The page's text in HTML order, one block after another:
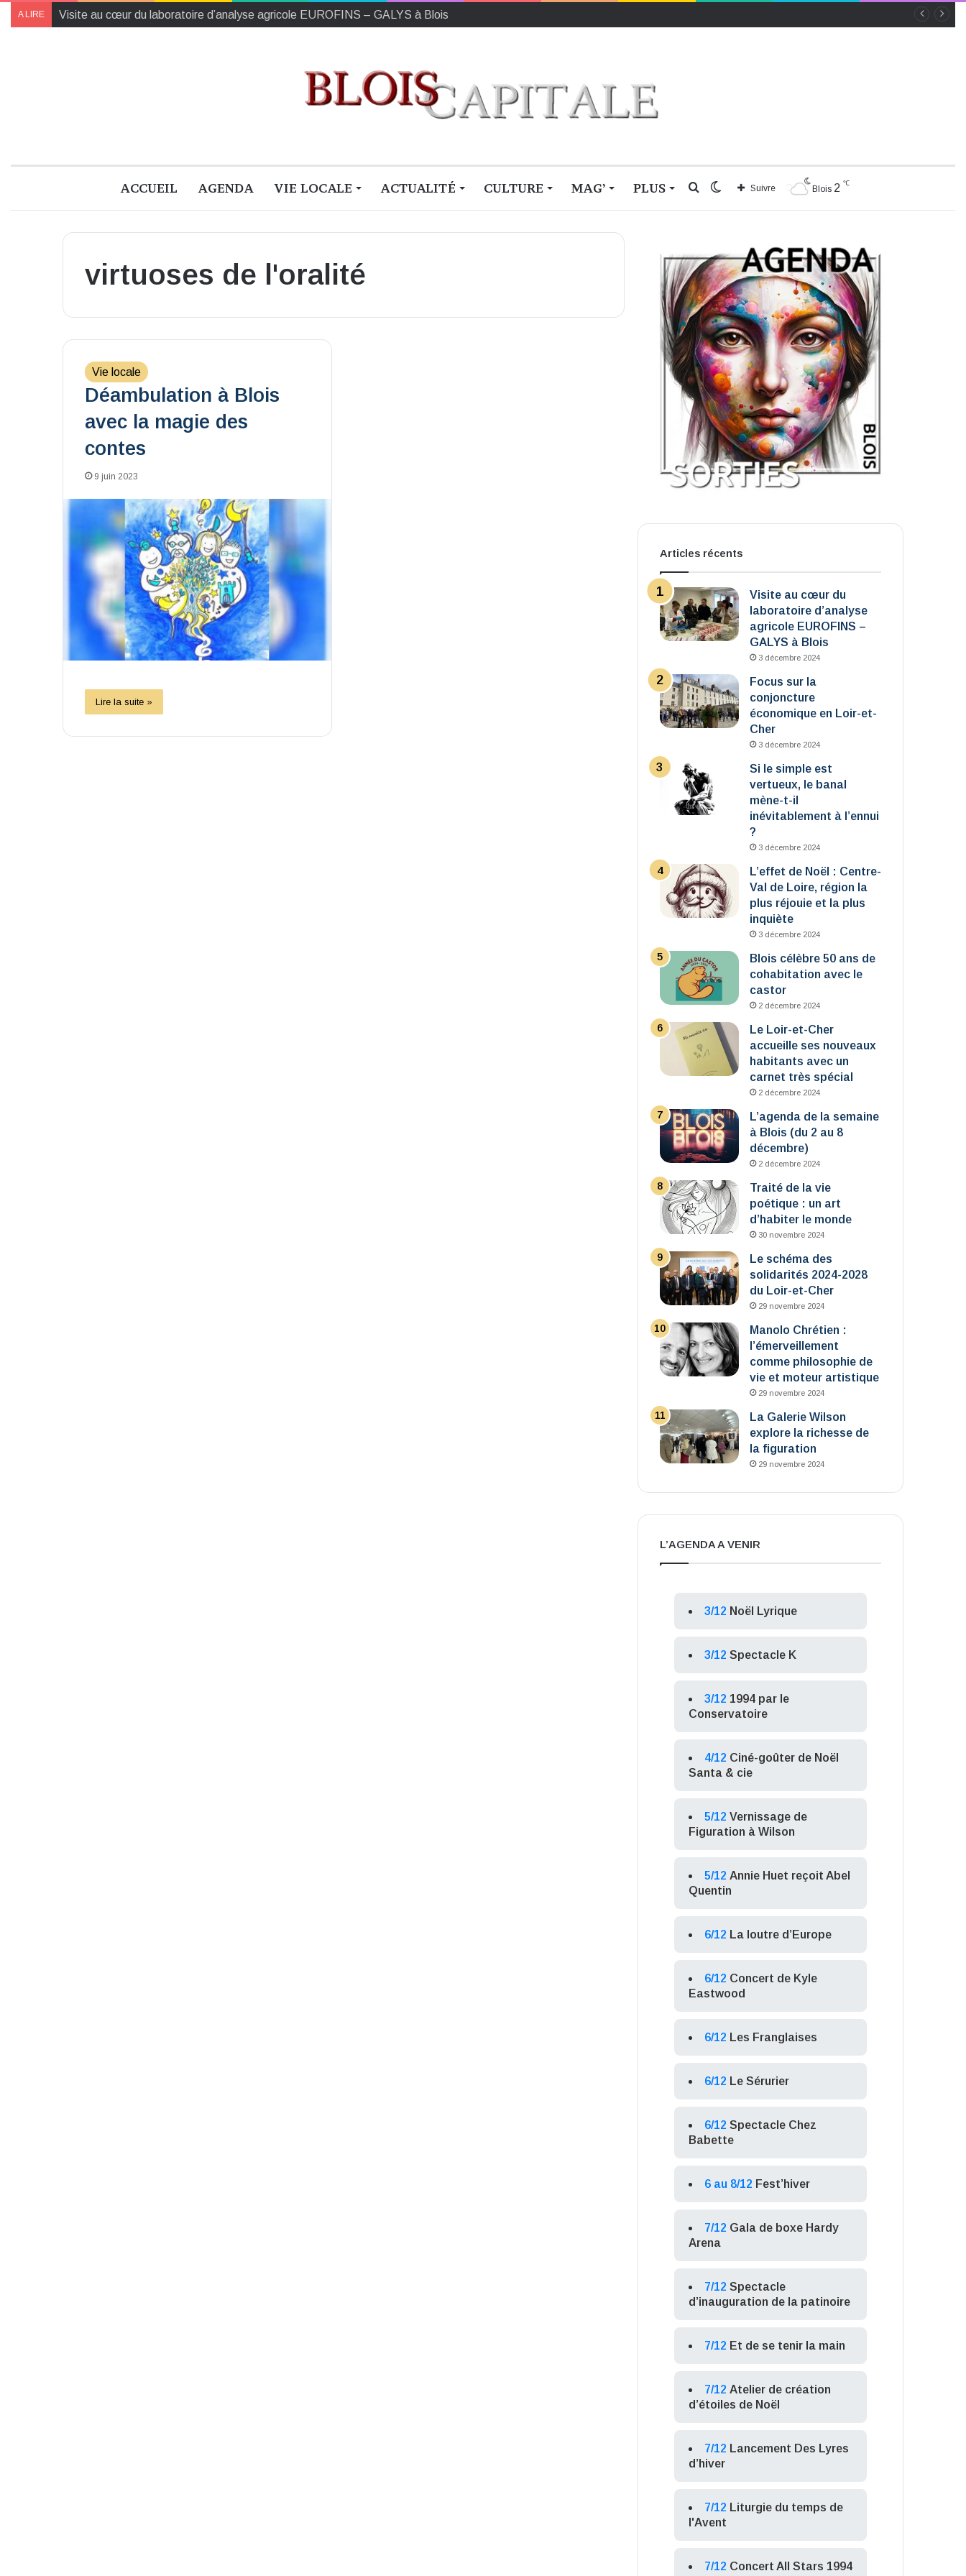
A LIRE Visite au cœur du laboratoire d’analyse agricole EUROFINS – GALYS à Blois
ACCUEIL AGENDA VIE LOCALE ACTUALITÉ CULTURE MAG’ PLUS Blois 2 ℃
Suivre
Switch
Rechercher
virtuoses de l'oralité
Vie locale
Déambulation à Blois
avec la magie des
contes
9 juin 2023
Lire la suite »
Articles récents
Visite au cœur du
laboratoire d’analyse
agricole EUROFINS –
GALYS à Blois
3 décembre 2024
Focus sur la
conjoncture
économique en Loir-et-
Cher
3 décembre 2024
Si le simple est
vertueux, le banal
mène-t-il
inévitablement à l’ennui
?
3 décembre 2024
L’effet de Noël : Centre-
Val de Loire, région la
plus réjouie et la plus
inquiète
3 décembre 2024
Blois célèbre 50 ans de
cohabitation avec le
castor
2 décembre 2024
Le Loir-et-Cher
accueille ses nouveaux
habitants avec un
carnet très spécial
2 décembre 2024
L’agenda de la semaine
à Blois (du 2 au 8
décembre)
2 décembre 2024
Traité de la vie
poétique : un art
d’habiter le monde
30 novembre 2024
Le schéma des
solidarités 2024-2028
du Loir-et-Cher
29 novembre 2024
Manolo Chrétien :
l’émerveillement
comme philosophie de
vie et moteur artistique
29 novembre 2024
La Galerie Wilson
explore la richesse de
la figuration
29 novembre 2024
L’AGENDA A VENIR
3/12 Noël Lyrique
3/12 Spectacle K
3/12 1994 par le
Conservatoire
4/12 Ciné-goûter de Noël
Santa & cie
5/12 Vernissage de
Figuration à Wilson
5/12 Annie Huet reçoit Abel
Quentin
6/12 La loutre d’Europe
6/12 Concert de Kyle
Eastwood
6/12 Les Franglaises
6/12 Le Sérurier
6/12 Spectacle Chez
Babette
6 au 8/12 Fest’hiver
7/12 Gala de boxe Hardy
Arena
7/12 Spectacle
d’inauguration de la patinoire
7/12 Et de se tenir la main
7/12 Atelier de création
d’étoiles de Noël
7/12 Lancement Des Lyres
d’hiver
7/12 Liturgie du temps de
l'Avent
7/12 Concert All Stars 1994